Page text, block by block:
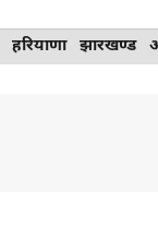
हरियाणा झारखण्ड